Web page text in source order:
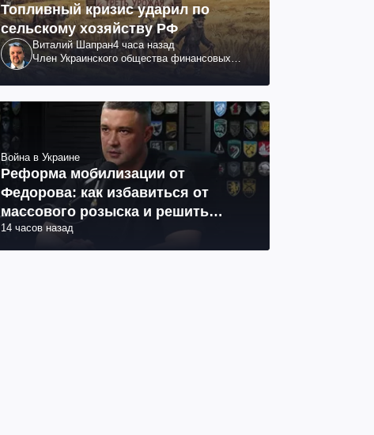
Топливный кризис ударил по
сельскому хозяйству РФ
Виталий Шапран4 часа назад
Член Украинского общества финансовых
Война в Украине
Реформа мобилизации от
Федорова: как избавиться от
массового розыска и решить
проблему СОЧ
14 часов назад